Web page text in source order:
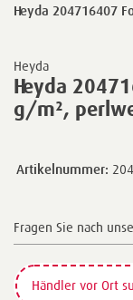
Heyda
Heyda
g/m²,
Heyda 204716407
Artikelnummer:
Fragen Sie nach
Händler vor Ort